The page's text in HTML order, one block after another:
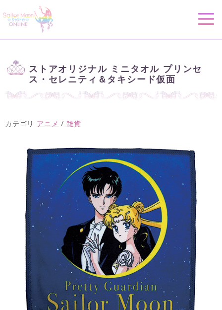
ストアオリジナル ミニタオル プリンセ
ス・セレニティ＆タキシード仮面
カテゴリ アニメ / 雑貨